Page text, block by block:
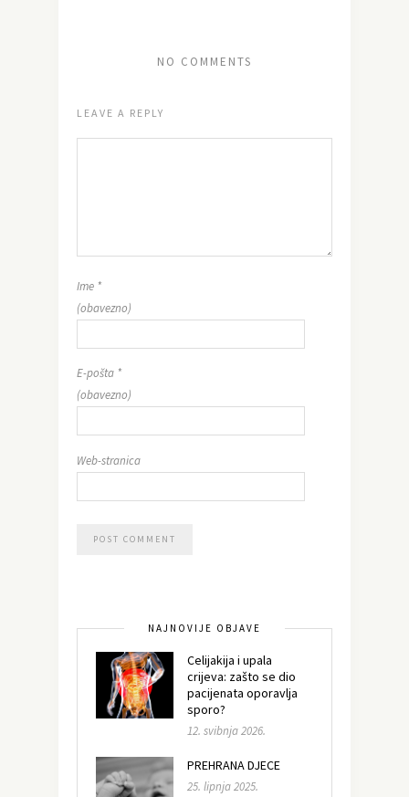
NO COMMENTS
LEAVE A REPLY
Ime *
(obavezno)
E-pošta *
(obavezno)
Web-stranica
NAJNOVIJE OBJAVE
Celijakija i upala
crijeva: zašto se dio
pacijenata oporavlja
sporo?
12. svibnja 2026.
PREHRANA DJECE
25. lipnja 2025.